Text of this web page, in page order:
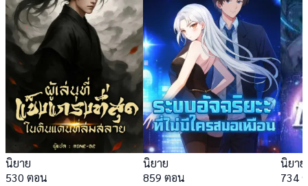
นิยาย
530 ตอน
นิยาย
859 ตอน
นิยาย
734